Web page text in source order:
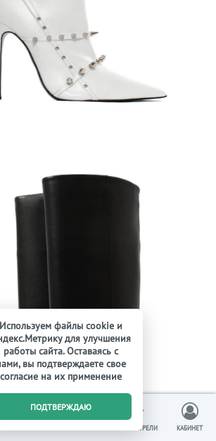
0
ВЫ СМОТРЕЛИ КАБИНЕТ
Используем файлы cookie и
для улучшения
работы сайта. Оставаясь с
вы подтверждаете свое
согласие на их применение
ПОДТВЕРЖДАЮ